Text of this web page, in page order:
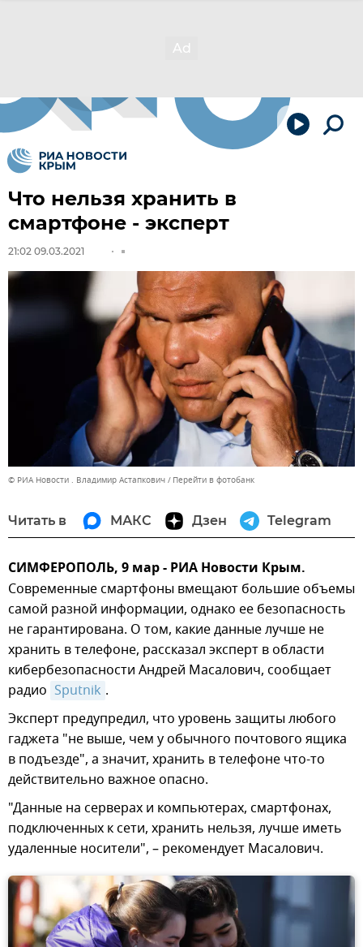
Что нельзя хранить в
смартфоне - эксперт
21:02 09.03.2021
© РИА Новости . Владимир Астапкович Перейти в фотобанк
Читать в МАКС Дзен Telegram
СИМФЕРОПОЛЬ, 9 мар - РИА Новости Крым.
Современные смартфоны вмещают большие объемы
самой разной информации, однако ее безопасность
не гарантирована. О том, какие данные лучше не
хранить в телефоне, рассказал эксперт в области
кибербезопасности Андрей Масалович, сообщает
радио Sputnik .
Эксперт предупредил, что уровень защиты любого
гаджета "не выше, чем у обычного почтового ящика
в подъезде", а значит, хранить в телефоне что-то
действительно важное опасно.
"Данные на серверах и компьютерах, смартфонах,
подключенных к сети, хранить нельзя, лучше иметь
удаленные носители", – рекомендует Масалович.